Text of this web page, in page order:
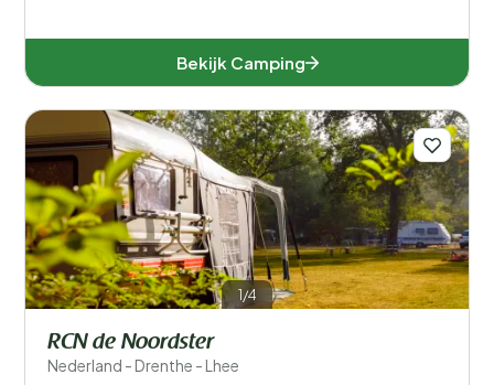
Bekijk Camping
1/4
RCN de Noordster
Nederland - Drenthe - Lhee